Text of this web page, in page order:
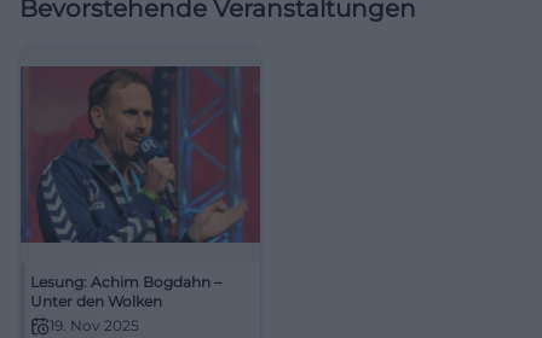
Bevorstehende Veranstaltungen
Lesung: Achim Bogdahn –
Unter den Wolken
19. Nov 2025